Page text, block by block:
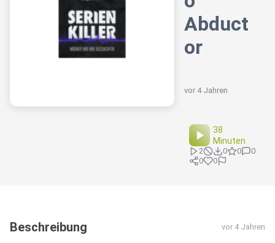
Abduct
or
vor 4 Jahren
38
Minuten
2 0 0
0
0
0
Beschreibung vor 4 Jahren